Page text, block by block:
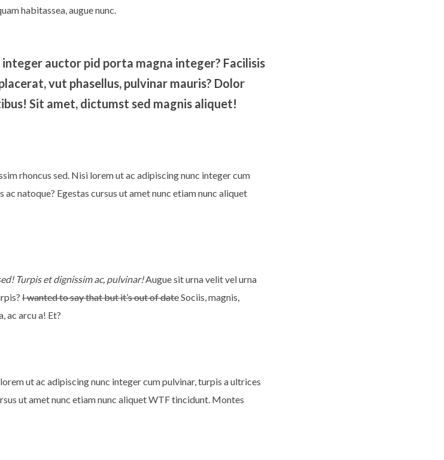
habitassea, augue nunc.
auctor pid porta magna integer? Facilisis
vut phasellus, pulvinar mauris? Dolor
Sit amet, dictumst sed magnis aliquet!
rhoncus sed. Nisi lorem ut ac adipiscing nunc integer cum
natoque? Egestas cursus ut amet nunc etiam nunc aliquet
Turpis et dignissim ac, pulvinar!Augue sit urna velit vel urna
I wanted to say that but it’s out of dateSociis, magnis,
ac arcu a! Et?
ut ac adipiscing nunc integer cum pulvinar, turpis a ultrices
ut amet nunc etiam nunc aliquetWTFtincidunt. Montes